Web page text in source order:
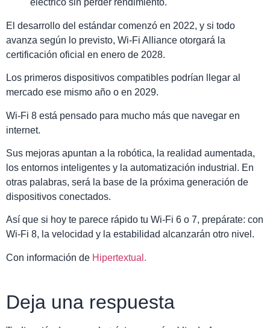
eléctrico sin perder rendimiento.
El desarrollo del estándar comenzó en 2022, y si todo
avanza según lo previsto, Wi-Fi Alliance otorgará la
certificación oficial en enero de 2028.
Los primeros dispositivos compatibles podrían llegar al
mercado ese mismo año o en 2029.
Wi-Fi 8 está pensado para mucho más que navegar en
internet.
Sus mejoras apuntan a la robótica, la realidad aumentada,
los entornos inteligentes y la automatización industrial. En
otras palabras, será la base de la próxima generación de
dispositivos conectados.
Así que si hoy te parece rápido tu Wi-Fi 6 o 7, prepárate: con
Wi-Fi 8, la velocidad y la estabilidad alcanzarán otro nivel.
Con información de Hipertextual.
Deja una respuesta